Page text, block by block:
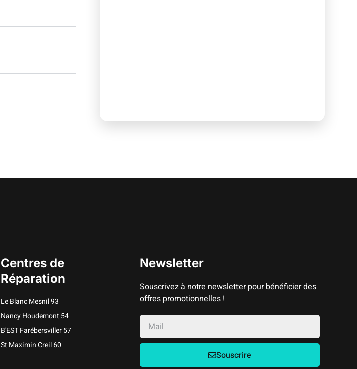
Centres de
Réparation
Le Blanc Mesnil 93
Nancy Houdemont 54
B'EST Farébersviller 57
St Maximin Creil 60
Newsletter
Souscrivez à notre newsletter pour bénéficier des
offres promotionnelles !
Souscrire